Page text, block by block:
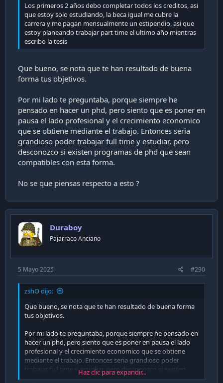
Los primeros 2 años debo completar todos los creditos, asi
que estoy solo estudiando, la beca igual me cubre la
carrera y me pagan mensualmente un estipendio, asi que
estoy planeando trabajar part time el ultimo año mientras
escribo la tesis
Que bueno, se nota que te han resultado de buena
forma tus objetivos.
Por mi lado te preguntaba, porque siempre he
pensado en hacer un phd, pero siento que es poner en
pausa el lado profesional y el crecimiento economico
que se obtiene mediante el trabajo. Entonces seria
grandioso poder trabajar full time y estudiar, pero
desconozco si existen programas de phd que sean
compatibles con esta forma.
No se que piensas respecto a esto ?
Duraboy
Pajarraco Anciano
5 Mayo 2025 #290
zshO dijo:
Que bueno, se nota que te han resultado de buena forma
tus objetivos.
Por mi lado te preguntaba, porque siempre he pensado en
hacer un phd, pero siento que es poner en pausa el lado
profesional y el crecimiento economico que se obtiene
mediante el trabajo. Entonces seria grandioso poder
trabajar full time y estudiar, pero desconozco si existen
programas de phd que sean compatibles con esta forma.
Haz clic para expandir...